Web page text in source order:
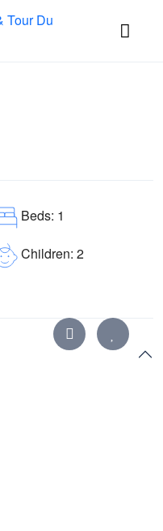
Beds: 1
Children: 2